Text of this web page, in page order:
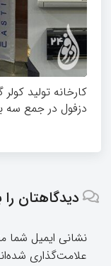
کارخانه تولید
دزفول در جمع سه
دیدگاهتان
نشانی ایمیل شما
علامت‌گذاری